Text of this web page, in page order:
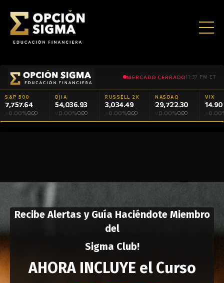
MERCADO CERRADO11:37 PM ET
S&P 500
7,757.64
—0.00%0.00
DJIA
54,036.93
—0.00%0.00
RUSSELL 2K
3,034.49
—0.00%0.00
NASDAQ
29,722.30
—0.00%0.00
VIX
14.90
—
Recibe Alertas y Guía Haciéndote Miembro
del
Sigma Club!
AHORA INCLUYE el Curso